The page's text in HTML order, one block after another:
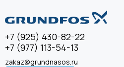
+7 (925) 430-82-22
+7 (977) 113-54-13
zakaz@grundnasos.ru